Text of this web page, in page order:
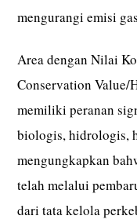
mengurangi emisi
Area dengan Nilai
Conservation Value/
memiliki peranan
biologis, hidrologis,
mengungkapkan
telah melalui
dari tata kelola